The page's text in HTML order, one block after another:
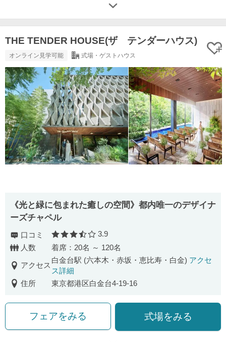
THE TENDER HOUSE(ザ テンダーハウス)
オンライン見学可能 式場・ゲストハウス
《光と緑に包まれた癒しの空間》都内唯一のデザイナ
ーズチャペル
口コミ 口コミ評価
3.9
人数
着席：20名 ～ 120名
アクセス
白金台駅 (六本木・赤坂・恵比寿・白金) アクセ
ス詳細
住所
東京都港区白金台4-19-16
フェアをみる 式場をみる